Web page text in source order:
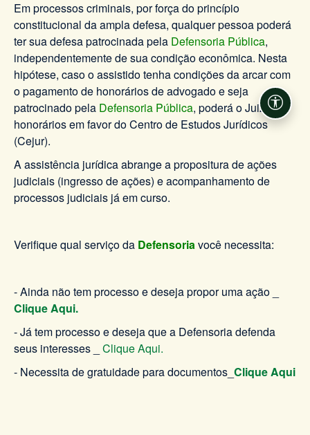
Em processos criminais, por força do princípio
constitucional da ampla defesa, qualquer pessoa poderá
ter sua defesa patrocinada pela Defensoria Pública,
independentemente de sua condição econômica. Nesta
hipótese, caso o assistido tenha condições da arcar com
o pagamento de honorários de advogado e seja
patrocinado pela Defensoria Pública, poderá o Juiz fixar
honorários em favor do Centro de Estudos Jurídicos
(Cejur).
A assistência jurídica abrange a propositura de ações
judiciais (ingresso de ações) e acompanhamento de
processos judiciais já em curso.
Verifique qual serviço da Defensoriavocê necessita:
- Ainda não tem processo e deseja propor uma ação _
Clique Aqui.
- Já tem processo e deseja que a Defensoria defenda
seus interesses _ Clique Aqui.
- Necessita de gratuidade para documentos_ Clique Aqui